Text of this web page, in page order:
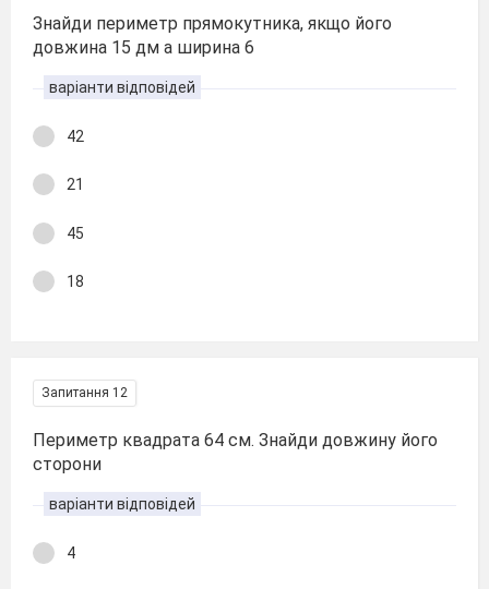
Знайди периметр прямокутника, якщо його
довжина 15 дм а ширина 6
варіанти відповідей
42
21
45
18
Запитання 12
Периметр квадрата 64 см. Знайди довжину його
сторони
варіанти відповідей
4